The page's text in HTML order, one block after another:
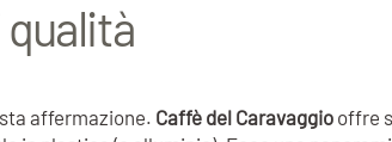
affermazione. Caffè del Caravaggio offre